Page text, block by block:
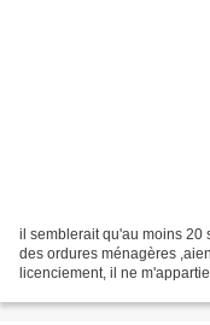
il semblerait qu'au moins 20
des ordures ménagères
licenciement, il ne